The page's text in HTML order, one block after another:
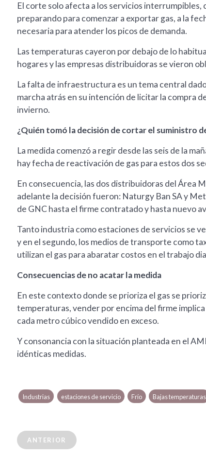
El corte solo afecta a los servicios
preparando para comenzar a exportar gas, a la
necesaria para atender los picos de demanda.
Las temperaturas cayeron por debajo de lo
hogares y las empresas distribuidoras se vieron
La falta de infraestructura es un tema central
marcha atrás en su intención de licitar la compra
invierno.
¿Quién tomó la decisión de cortar el suministro
La medida comenzó a regir desde las seis de la
hay fecha de reactivación de gas para estos dos
En consecuencia, las dos distribuidoras del Área
adelante la decisión fueron: Naturgy Ban SA y
de GNC hasta el firme contratado y hasta nuevo
Tanto industria como estaciones de servicios se
y en el segundo, los medios de transporte como
utilizan el gas para abaratar costos en el trabajo
Consecuencias de no acatar la medida
En este contexto donde se prioriza el gas se
temperaturas, vender por encima del firme
cada metro cúbico vendido en exceso.
Y consonancia con la situación planteada en el
idénticas medidas.
Industrias estaciones de servicio Frío Bajas temperaturas
ANTERIOR